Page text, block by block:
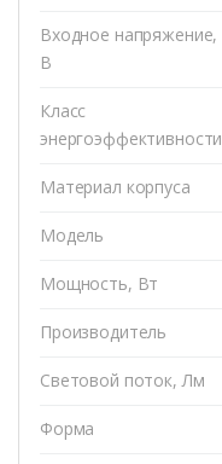
Входное напряжение,
В
Класс
энергоэффективности
Материал корпуса
Модель
Мощность, Вт
Производитель
Световой поток, Лм
Форма